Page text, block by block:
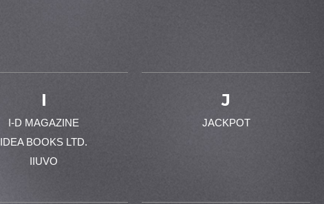
I
I-D MAGAZINE
IDEA BOOKS LTD.
IIUVO
J
JACKPOT